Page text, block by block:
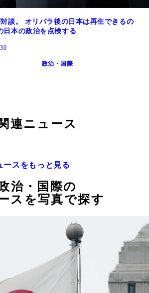
談。 オリパラ後の日本は再生できるの
本の政治を点検する
政治・国際
連ニュース
ースをもっと見る
治・国際の
スを写真で探す